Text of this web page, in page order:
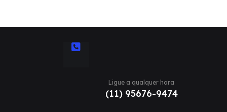
Ligue a qualquer hora
(11) 95676-9474